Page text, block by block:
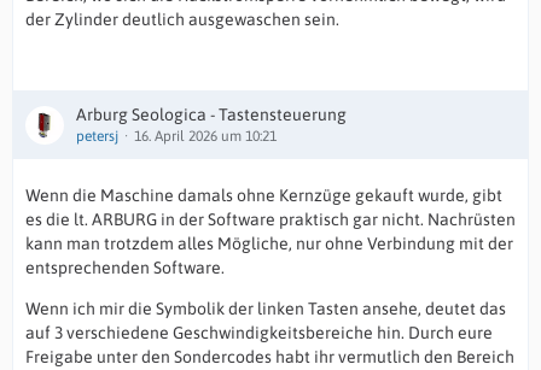
der Zylinder deutlich ausgewaschen sein.
Arburg Seologica - Tastensteuerung
petersj 16. April 2026 um 10:21
Wenn die Maschine damals ohne Kernzüge gekauft wurde, gibt
es die lt. ARBURG in der Software praktisch gar nicht. Nachrüsten
kann man trotzdem alles Mögliche, nur ohne Verbindung mit der
entsprechenden Software.
Wenn ich mir die Symbolik der linken Tasten ansehe, deutet das
auf 3 verschiedene Geschwindigkeitsbereiche hin. Durch eure
Freigabe unter den Sondercodes habt ihr vermutlich den Bereich